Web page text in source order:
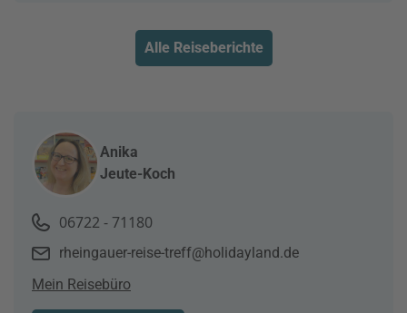
Alle Reiseberichte
Anika
Jeute-Koch
06722 - 71180
rheingauer-reise-treff@holidayland.de
Mein Reisebüro